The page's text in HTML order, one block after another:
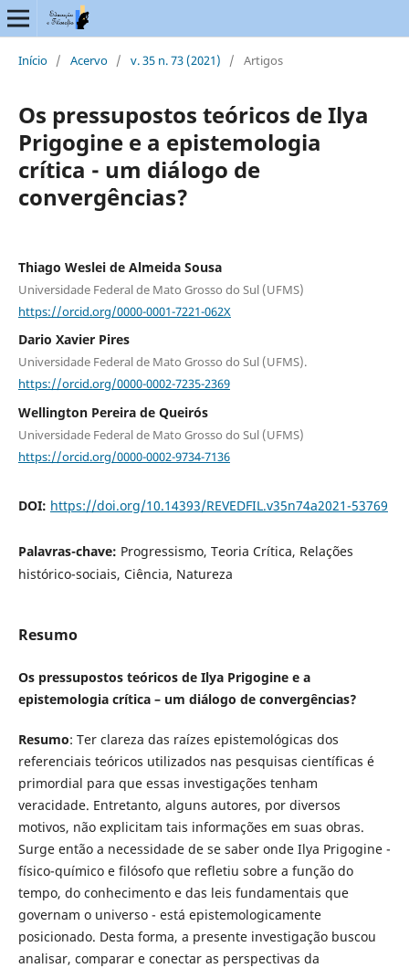
Início / Acervo / v. 35 n. 73 (2021) / Artigos
Os pressupostos teóricos de Ilya
Prigogine e a epistemologia
crítica - um diálogo de
convergências?
Thiago Weslei de Almeida Sousa
Universidade Federal de Mato Grosso do Sul (UFMS)
https://orcid.org/0000-0001-7221-062X
Dario Xavier Pires
Universidade Federal de Mato Grosso do Sul (UFMS).
https://orcid.org/0000-0002-7235-2369
Wellington Pereira de Queirós
Universidade Federal de Mato Grosso do Sul (UFMS)
https://orcid.org/0000-0002-9734-7136
DOI: https://doi.org/10.14393/REVEDFIL.v35n74a2021-53769
Palavras-chave: Progressismo, Teoria Crítica, Relações
histórico-sociais, Ciência, Natureza
Resumo
Os pressupostos teóricos de Ilya Prigogine e a
epistemologia crítica – um diálogo de convergências?
Resumo: Ter clareza das raízes epistemológicas dos
referenciais teóricos utilizados nas pesquisas científicas é
primordial para que essas investigações tenham
veracidade. Entretanto, alguns autores, por diversos
motivos, não explicitam tais informações em suas obras.
Surge então a necessidade de se saber onde Ilya Prigogine -
físico-químico e filósofo que refletiu sobre a função do
tempo, do conhecimento e das leis fundamentais que
governam o universo - está epistemologicamente
posicionado. Desta forma, a presente investigação buscou
analisar, comparar e conectar as perspectivas da